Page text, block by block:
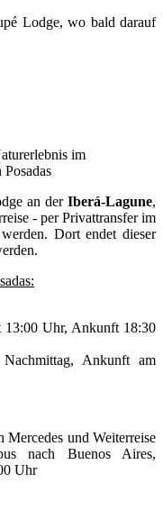
Lodge, wo bald darauf
an der Iberá-Lagune,
- per Privattransfer im
Dort endet dieser
13:00 Uhr, Ankunft 18:30
Ankunft am
und Weiterreise
nach Buenos Aires,
Uhr